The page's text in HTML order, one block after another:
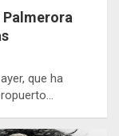
Palmerora
que ha